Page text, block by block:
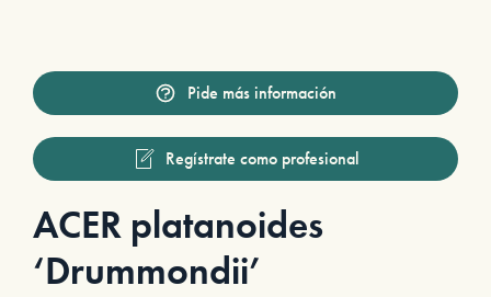
Pide más información
Regístrate como profesional
ACER platanoides
‘Drummondii’